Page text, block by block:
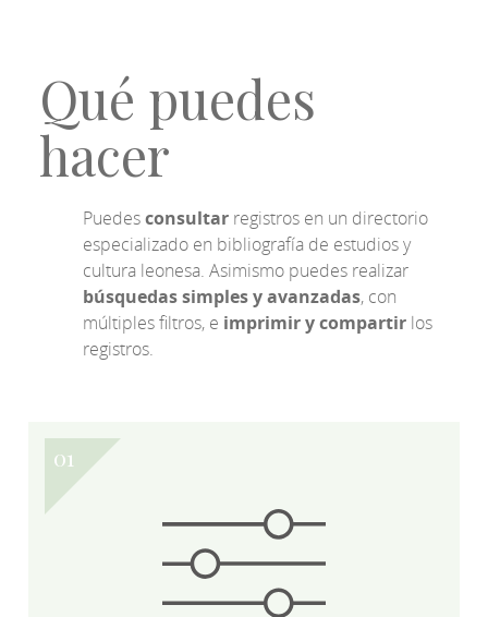
Qué puedes
hacer
Puedesconsultar registros en un directorio
especializado en bibliografía de estudios y
cultura leonesa. Asimismo puedes realizar
búsquedas simples y avanzadas, con
múltiples filtros, e imprimir y compartir los
registros.